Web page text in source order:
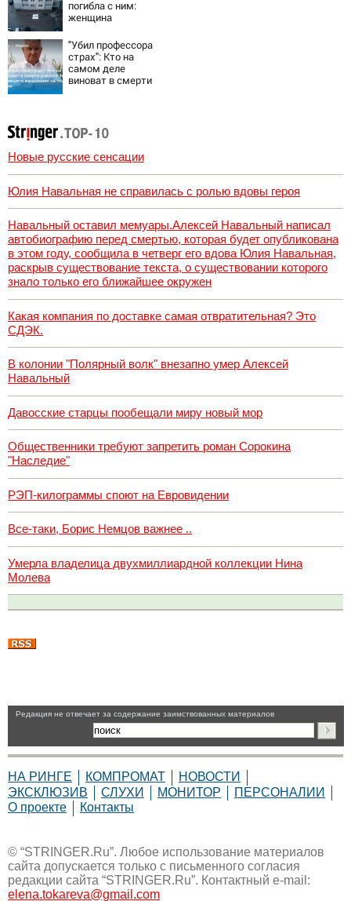
погибла с ним:
женщина
насмерть на
глазах у детей
06/08/2026 –
Новости
"Убил профессора
страх": Кто на
самом деле
виноват в смерти
поле с горохом
Новые русские сенсации
Юлия Навальная не справилась с ролью вдовы героя
Навальный оставил мемуары.Алексей Навальный написал
автобиографию перед смертью, которая будет опубликована
в этом году, сообщила в четверг его вдова Юлия Навальная,
раскрыв существование текста, о существовании которого
знало только его ближайшее окружен
Какая компания по доставке самая отвратительная? Это
СДЭК.
В колонии "Полярный волк" внезапно умер Алексей
Навальный
Давосские старцы пообещали миру новый мор
Общественники требуют запретить роман Сорокина
"Наследие"
РЭП-килограммы споют на Евровидении
Все-таки, Борис Немцов важнее ..
Умерла владелица двухмиллиардной коллекции Нина
Молева
Pедакция не отвечает за содержание заимствованных материалов
НА РИНГЕ КОМПРОМАТ
НОВОСТИ
ЭКСКЛЮЗИВ
СЛУХИ МОНИТОР
ПЕРСОНАЛИИ
О проекте
Контакты
© “STRINGER.Ru”. Любое использование материалов
сайта допускается только с письменного согласия
редакции сайта “STRINGER.Ru”. Контактный e-mail:
elena.tokareva@gmail.com